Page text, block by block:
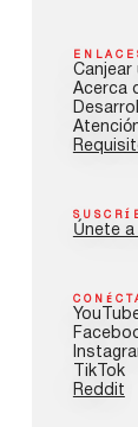
Canjear
Acerca
Únete a
TikTok
Reddit